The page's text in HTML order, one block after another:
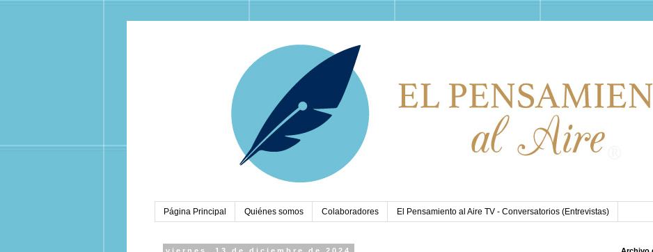
Página Principal Quiénes somos Colaboradores El Pensamiento al Aire TV - Conversatorios (Entrevistas)